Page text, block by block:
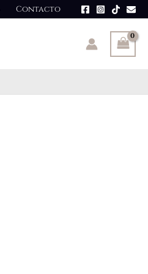
Contacto